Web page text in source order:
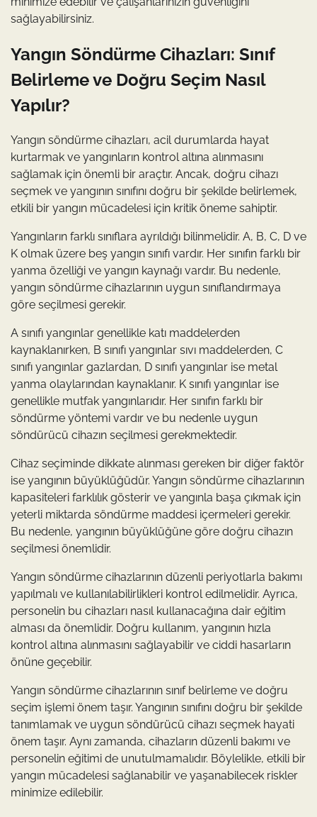
sağlayabilirsiniz.
Yangın Söndürme Cihazları: Sınıf
Belirleme ve Doğru Seçim Nasıl
Yapılır?
Yangın söndürme cihazları, acil durumlarda hayat
kurtarmak ve yangınların kontrol altına alınmasını
sağlamak için önemli bir araçtır. Ancak, doğru cihazı
seçmek ve yangının sınıfını doğru bir şekilde belirlemek,
etkili bir yangın mücadelesi için kritik öneme sahiptir.
Yangınların farklı sınıflara ayrıldığı bilinmelidir. A, B, C, D ve
K olmak üzere beş yangın sınıfı vardır. Her sınıfın farklı bir
yanma özelliği ve yangın kaynağı vardır. Bu nedenle,
yangın söndürme cihazlarının uygun sınıflandırmaya
göre seçilmesi gerekir.
A sınıfı yangınlar genellikle katı maddelerden
kaynaklanırken, B sınıfı yangınlar sıvı maddelerden, C
sınıfı yangınlar gazlardan, D sınıfı yangınlar ise metal
yanma olaylarından kaynaklanır. K sınıfı yangınlar ise
genellikle mutfak yangınlarıdır. Her sınıfın farklı bir
söndürme yöntemi vardır ve bu nedenle uygun
söndürücü cihazın seçilmesi gerekmektedir.
Cihaz seçiminde dikkate alınması gereken bir diğer faktör
ise yangının büyüklüğüdür. Yangın söndürme cihazlarının
kapasiteleri farklılık gösterir ve yangınla başa çıkmak için
yeterli miktarda söndürme maddesi içermeleri gerekir.
Bu nedenle, yangının büyüklüğüne göre doğru cihazın
seçilmesi önemlidir.
Yangın söndürme cihazlarının düzenli periyotlarla bakımı
yapılmalı ve kullanılabilirlikleri kontrol edilmelidir. Ayrıca,
personelin bu cihazları nasıl kullanacağına dair eğitim
alması da önemlidir. Doğru kullanım, yangının hızla
kontrol altına alınmasını sağlayabilir ve ciddi hasarların
önüne geçebilir.
Yangın söndürme cihazlarının sınıf belirleme ve doğru
seçim işlemi önem taşır. Yangının sınıfını doğru bir şekilde
tanımlamak ve uygun söndürücü cihazı seçmek hayati
önem taşır. Aynı zamanda, cihazların düzenli bakımı ve
personelin eğitimi de unutulmamalıdır. Böylelikle, etkili bir
yangın mücadelesi sağlanabilir ve yaşanabilecek riskler
minimize edilebilir.